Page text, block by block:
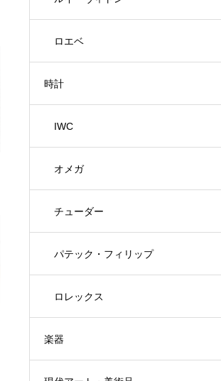
ロエベ
時計
IWC
オメガ
チューダー
パテック・フィリップ
ロレックス
楽器